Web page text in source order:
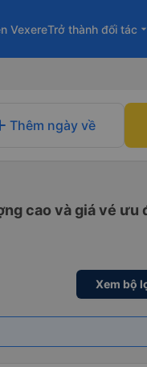
VexereTrở thành đối tác arrow_drop_down
Thêm ngày về
cao và giá vé ưu
Xem bộ